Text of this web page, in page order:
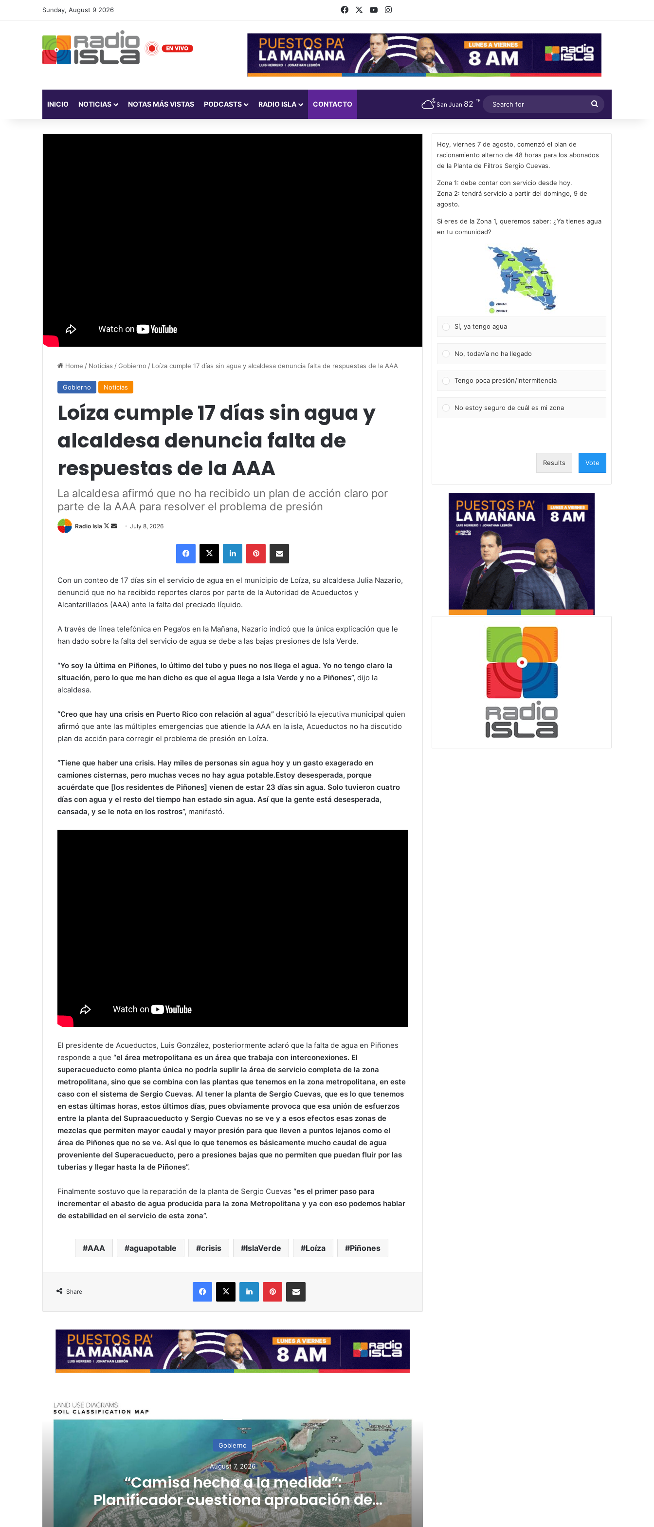
Sunday, August 9 2026 FacebookYouTubeInstagram
INICIO NOTICIAS NOTAS MÁS VISTAS PODCASTS RADIO ISLA CONTACTO San Juan 82 ℉
for
Home / Noticias /Gobierno / Loíza cumple 17 días sin agua y alcaldesa denuncia falta de respuestas de la AAA
Gobierno Noticias
Loíza cumple 17 días sin agua y
alcaldesa denuncia falta de
respuestas de la AAA
La alcaldesa afirmó que no ha recibido un plan de acción claro por
parte de la AAA para resolver el problema de presión
Radio Isla
Follow
SendJuly 8, 2026
Facebook
X LinkedInPinterestShare via Email
Con un conteo de 17 días sin el servicio de agua en el municipio de Loíza, su alcaldesa Julia Nazario,
denunció que no ha recibido reportes claros por parte de la Autoridad de Acueductos y
Alcantarillados (AAA) ante la falta del preciado líquido.
A través de línea telefónica en Pega’os en la Mañana, Nazario indicó que la única explicación que le
han dado sobre la falta del servicio de agua se debe a las bajas presiones de Isla Verde.
“Yo soy la última en Piñones, lo último del tubo y pues no nos llega el agua. Yo no tengo claro la
situación, pero lo que me han dicho es que el agua llega a Isla Verde y no a Piñones”, dijo la
alcaldesa.
“Creo que hay una crisis en Puerto Rico con relación al agua” describió la ejecutiva municipal quien
afirmó que ante las múltiples emergencias que atiende la AAA en la isla, Acueductos no ha discutido
plan de acción para corregir el problema de presión en Loíza.
“Tiene que haber una crisis. Hay miles de personas sin agua hoy y un gasto exagerado en
camiones cisternas, pero muchas veces no hay agua potable.Estoy desesperada, porque
acuérdate que [los residentes de Piñones] vienen de estar 23 días sin agua. Solo tuvieron cuatro
días con agua y el resto del tiempo han estado sin agua. Así que la gente está desesperada,
cansada, y se le nota en los rostros”, manifestó.
El presidente de Acueductos, Luis González, posteriormente aclaró que la falta de agua en Piñones
responde a que “el área metropolitana es un área que trabaja con interconexiones. El
superacueducto como planta única no podría suplir la área de servicio completa de la zona
metropolitana, sino que se combina con las plantas que tenemos en la zona metropolitana, en este
caso con el sistema de Sergio Cuevas. Al tener la planta de Sergio Cuevas, que es lo que tenemos
en estas últimas horas, estos últimos días, pues obviamente provoca que esa unión de esfuerzos
entre la planta del Supraacueducto y Sergio Cuevas no se ve y a esos efectos esas zonas de
mezclas que permiten mayor caudal y mayor presión para que lleven a puntos lejanos como el
área de Piñones que no se ve. Así que lo que tenemos es básicamente mucho caudal de agua
proveniente del Superacueducto, pero a presiones bajas que no permiten que puedan fluir por las
tuberías y llegar hasta la de Piñones”.
Finalmente sostuvo que la reparación de la planta de Sergio Cuevas “es el primer paso para
incrementar el abasto de agua producida para la zona Metropolitana y ya con eso podemos hablar
de estabilidad en el servicio de esta zona”.
AAA aguapotable crisis IslaVerde Loíza Piñones
Share
Facebook
X LinkedInPinterestShare via Email
Gobierno
August 7, 2026
“Camisa hecha a la medida”:
Planificador cuestiona aprobación de
consulta de ubicación de Esencia
Hoy, viernes 7 de agosto, comenzó el plan de
racionamiento alterno de 48 horas para los abonados
de la Planta de Filtros Sergio Cuevas.
Zona 1: debe contar con servicio desde hoy.
Zona 2: tendrá servicio a partir del domingo, 9 de
agosto.
Si eres de la Zona 1, queremos saber: ¿Ya tienes agua
en tu comunidad?
Sí, ya tengo agua
No, todavía no ha llegado
Tengo poca presión/intermitencia
No estoy seguro de cuál es mi zona
Results Vote